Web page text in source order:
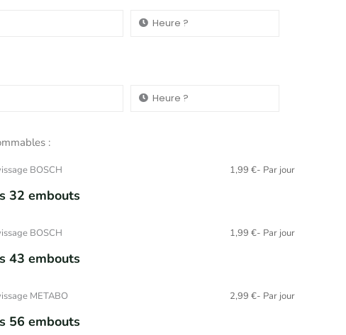
:
BOSCH 1,99 €- Par jour
32 embouts
BOSCH 1,99 €- Par jour
43 embouts
METABO 2,99 €- Par jour
56 embouts